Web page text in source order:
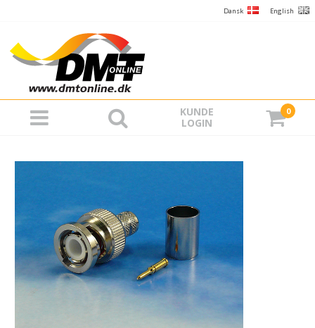
Dansk English
KUNDE
LOGIN
0